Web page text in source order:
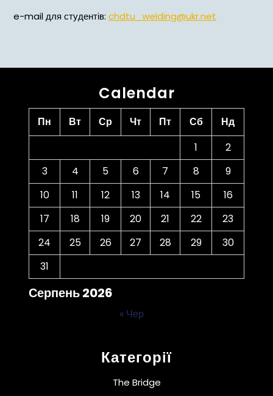
e-mail для студентів: chdtu_welding@ukr.net
Calendar
Серпень 2026
Пн Вт Ср Чт Пт Сб
Нд
1
2
3
4 5 6 7 8
9
10
11 12 13 14 15
16
17
18 19 20 21 22
23
24
25 26 27 28 29
30
31
« Чер
Категорії
The Bridge